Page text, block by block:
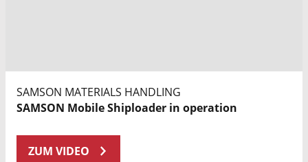
SAMSON MATERIALS HANDLING
SAMSON Mobile Shiploader in operation
ZUM VIDEO